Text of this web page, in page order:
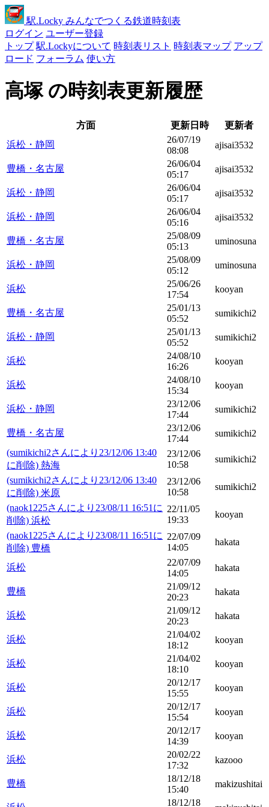
駅.Locky みんなでつくる鉄道時刻表
ログイン ユーザー登録
トップ 駅.Lockyについて 時刻表リスト 時刻表マップ アップ
ロード フォーラム 使い方
高塚 の時刻表更新履歴
方面 更新日時
更新者
浜松・静岡
26/07/19
08:08
ajisai3532
豊橋・名古屋
26/06/04
05:17
ajisai3532
浜松・静岡
26/06/04
05:17
ajisai3532
浜松・静岡
26/06/04
05:16
ajisai3532
豊橋・名古屋
25/08/09
05:13
uminosuna
浜松・静岡
25/08/09
05:12
uminosuna
浜松
25/06/26
17:54
kooyan
豊橋・名古屋
25/01/13
05:52
sumikichi2
浜松・静岡
25/01/13
05:52
sumikichi2
浜松
24/08/10
16:26
kooyan
浜松
24/08/10
15:34
kooyan
浜松・静岡
23/12/06
17:44
sumikichi2
豊橋・名古屋
23/12/06
17:44
sumikichi2
(sumikichi2さんにより23/12/06 13:40
に削除) 熱海
23/12/06
10:58
sumikichi2
(sumikichi2さんにより23/12/06 13:40
に削除) 米原
23/12/06
10:58
sumikichi2
(naok1225さんにより23/08/11 16:51に
削除) 浜松
22/11/05
19:33
kooyan
(naok1225さんにより23/08/11 16:51に
削除) 豊橋
22/07/09
14:05
hakata
浜松
22/07/09
14:05
hakata
豊橋
21/09/12
20:23
hakata
浜松
21/09/12
20:23
hakata
浜松
21/04/02
18:12
kooyan
浜松
21/04/02
18:10
kooyan
浜松
20/12/17
15:55
kooyan
浜松
20/12/17
15:54
kooyan
浜松
20/12/17
14:39
kooyan
浜松
20/02/22
17:32
kazooo
豊橋
18/12/18
15:40
makizushitai
18/12/18